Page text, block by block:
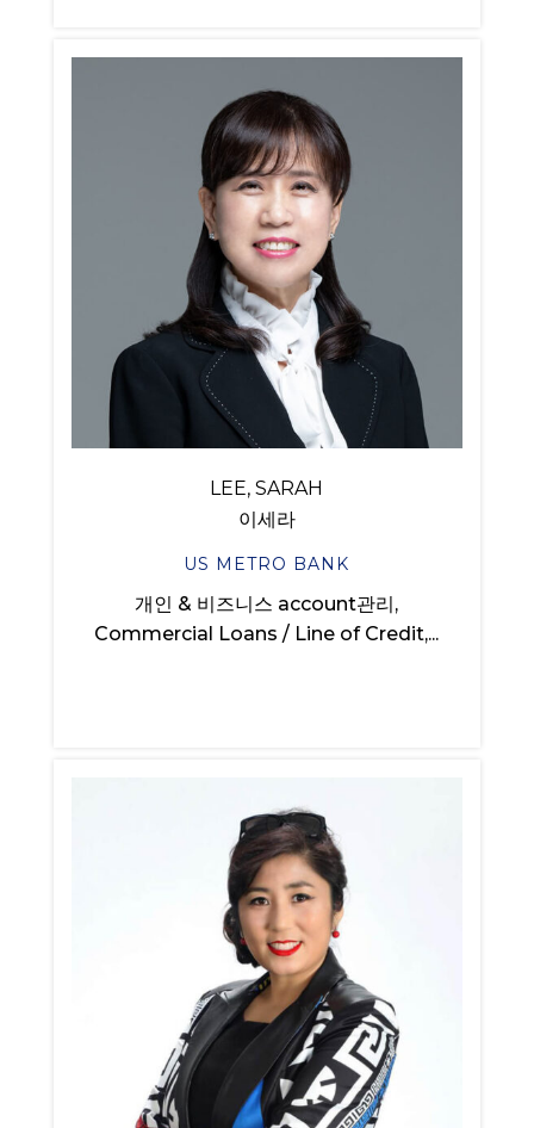
LEE, SARAH
이세라
US METRO BANK
개인 & 비즈니스 account관리,
Commercial Loans / Line of Credit,...